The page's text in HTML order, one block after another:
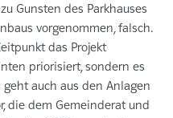
Gunsten des Parkhauses
vorgenommen, falsch.
das Projekt
priorisiert, sondern es
auch aus den Anlagen
die dem Gemeinderat und